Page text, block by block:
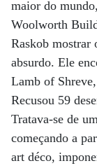
maior do
Woolworth
Raskob mostrar
absurdo. Ele
Lamb of
Recusou 59
Tratava-se de
começando a
art déco,